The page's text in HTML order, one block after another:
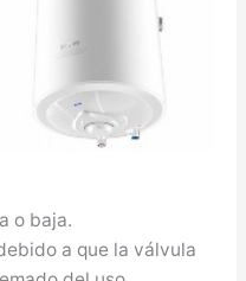
o baja.
a que la válvula